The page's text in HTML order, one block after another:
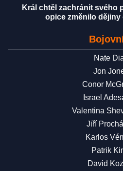
Král chtěl zachránit svého
opice změnilo dějiny
Nate
Jon
Conor
Israel
Valentina
Jiří
Karlos
Patrik
David